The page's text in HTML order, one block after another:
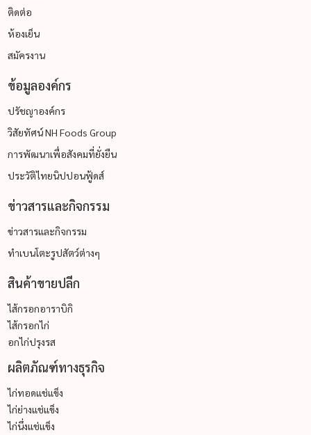
ติดต่อ
ห้องเย็น
สมัครงาน
ข้อมูลองค์กร
ปรัชญาองค์กร
วิสัยทัศน์ NH Foods Group
การพัฒนาเพื่อสังคมที่ยั่งยืน
ประวัติไทยนิปปอนฟู้ดส์
ข่าวสารและกิจกรรม
ข่าวสารและกิจกรรม
ทำเบนโตะรูปสัตว์ต่างๆ
สินค้าขายปลีก
ไส้กรอกอาราบิกิ
ไส้กรอกไก่
อกไก่ปรุงรส
ผลิตภัณฑ์ทางธุรกิจ
ไก่ทอดแช่แข็ง
ไก่ย่างแช่แข็ง
ไก่นึ่งแช่แข็ง